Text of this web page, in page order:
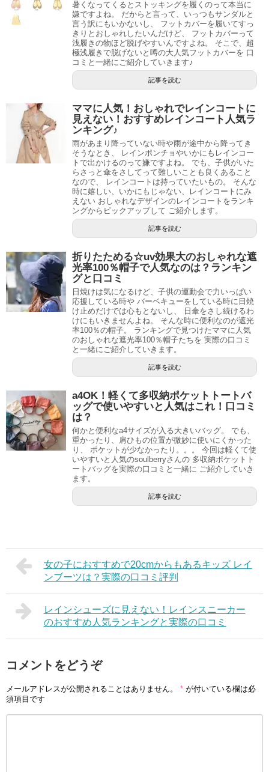
暑くなってくるとストッキングを履くのって本当に
嫌ですよね。 だからと言って、いっつもサンダルと
言う訳にもいかないし、 フットカバーを履いてすっ
きりとおしゃれしたいんだけど、 フットカバーって
浅履きの物ほど脱げやすいんですよね。 そこで、超
極浅履きで脱げないと噂の大人気フットカバーを 口
コミと一緒にご紹介していきます♪
記事を読む
ママに人気！おしゃれでレインコートに
見えない！おすすめレインコート人気ラ
ンキング♪
雨があまり降っていない時や雨が途中から降ってき
そうなとき、 レインポンチョやいかにもレインコー
トで出かけるのって嫌ですよね。 でも、子供がいた
らさっと傘をさしてって難しいことも良くあること
なので、 レインコートは持っていたいもの。 そんな
時に嬉しい、いかにもじゃない、レインコートにみ
えない おしゃれなデザインのレインコートをランキ
ングからピックアップして ご紹介します。
記事を読む
折りたためる☆uv効果大のおしゃれな遮
光率100％帽子で人気なのは？ランキン
グと口コミ
日焼けは気になるけど、子供の運動会で力いっぱい
応援している時や バーベキューをしている時に日焼
け止めだけでは心もとないし、 日傘をさし続けるわ
けにもいきませんよね。 そんな時に便利なのが遮光
率100％の帽子。 ランキングで見つけたママに人気
のおしゃれな遮光率100％帽子たちを 実際の口コミ
と一緒にご紹介していきます。
記事を読む
a4OK！軽くて多収納ポケットトートバ
ッグで使いやすいと人気はこれ！口コミ
は？
何かと便利なa4サイズが入る大きいバッグ。 でも、
重かったり、肩ひもの位置が微妙に使いにくかった
り、 ポケットが少なかったり。。。 今回は軽くて使
いやすいと人気のsoulberryさんの 多収納ポケットト
ートバッグを実際の口コミと一緒に ご紹介していき
ます。
記事を読む
女の子におすすめで20cmからもあるキッズ レイ
ンブーツは？実際の口コミ評判
レインシューズに見えない！レインスニーカー
のおすすめ人気ランキングと実際の口コミ
コメントをどうぞ
メールアドレスが公開されることはありません。 * が付いている欄は必
須項目です